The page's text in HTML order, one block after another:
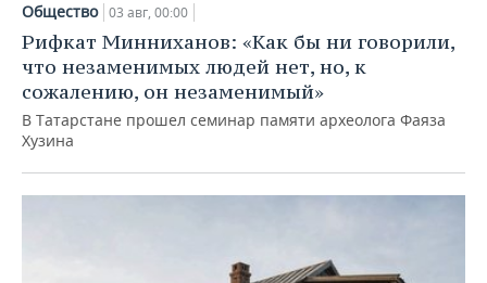
Общество 03 авг, 00:00
Рифкат Минниханов: «Как бы ни говорили,
что незаменимых людей нет, но, к
сожалению, он незаменимый»
В Татарстане прошел семинар памяти археолога Фаяза
Хузина